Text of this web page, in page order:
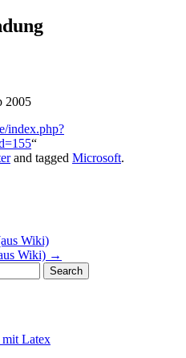
2005
index.php?
“
and tagged Microsoft.
Wiki)
Wiki) →
mit Latex